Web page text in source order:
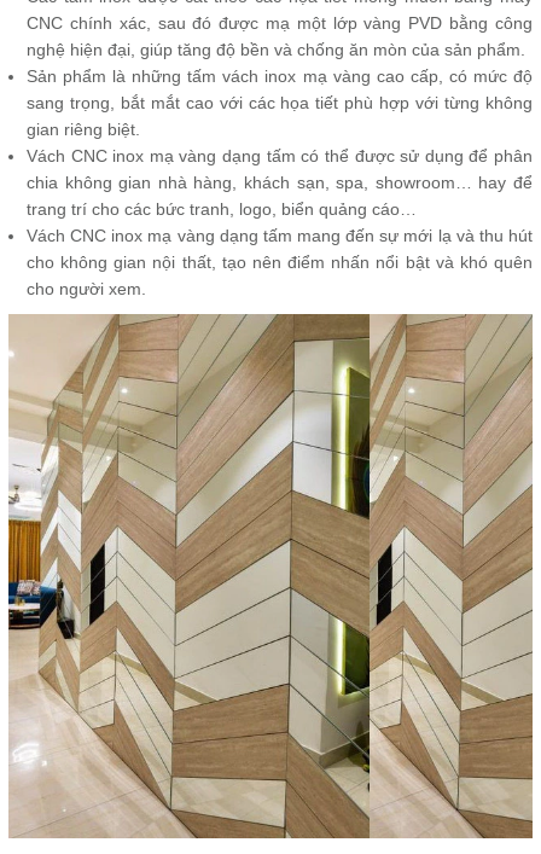
CNC chính xác, sau đó được mạ một lớp vàng PVD bằng công
nghệ hiện đại, giúp tăng độ bền và chống ăn mòn của sản phẩm.
Sản phẩm là những tấm vách inox mạ vàng cao cấp, có mức độ
sang trọng, bắt mắt cao với các họa tiết phù hợp với từng không
gian riêng biệt.
Vách CNC inox mạ vàng dạng tấm có thể được sử dụng để phân
chia không gian nhà hàng, khách sạn, spa, showroom… hay để
trang trí cho các bức tranh, logo, biển quảng cáo…
Vách CNC inox mạ vàng dạng tấm mang đến sự mới lạ và thu hút
cho không gian nội thất, tạo nên điểm nhấn nổi bật và khó quên
cho người xem.